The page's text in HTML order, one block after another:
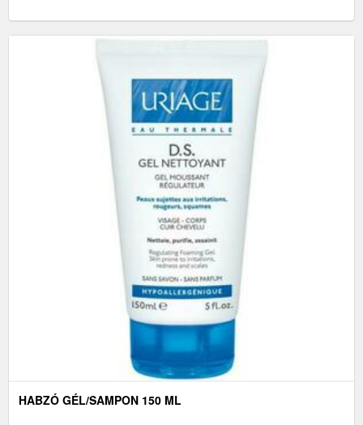
HABZÓ GÉL/SAMPON 150 ML